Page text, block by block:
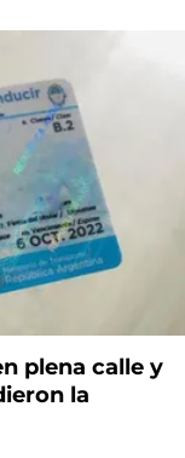
plena calle y
la